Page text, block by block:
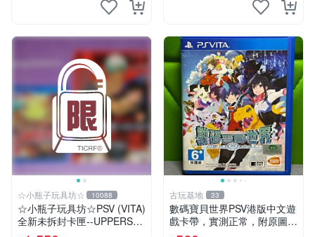
☆小瓶子玩具坊☆ 10088
☆小瓶子玩具坊☆PSV (VITA)
全新未拆封卡匣--UPPERS
(日版) + 特典--冊子&CD
古玩基地 33
數碼寶貝世界PSV港版中文遊
戲卡帶，實測正常，附原圖詳
查成色，拍前確認再購入！